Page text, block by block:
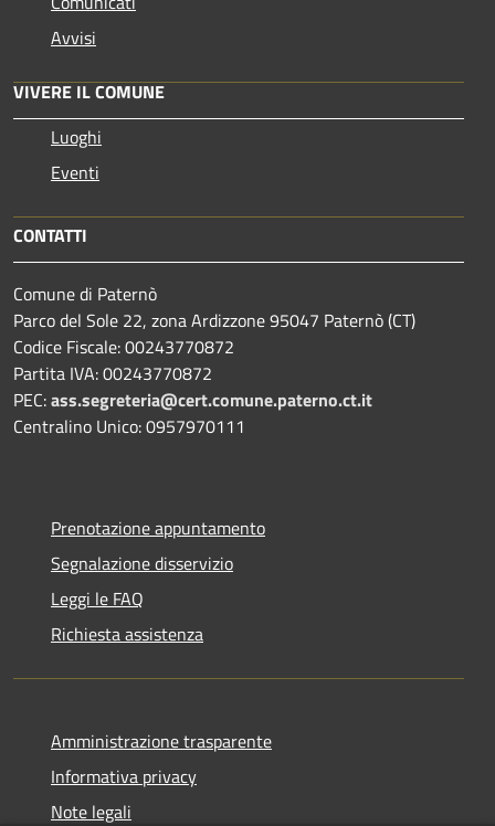
Avvisi
VIVERE IL COMUNE
Luoghi
Eventi
CONTATTI
Comune di Paternò
Parco del Sole 22, zona Ardizzone 95047 Paternò (CT)
Codice Fiscale: 00243770872
Partita IVA: 00243770872
PEC:ass.segreteria@cert.comune.paterno.ct.it
Centralino Unico: 0957970111
Prenotazione appuntamento
Segnalazione disservizio
Leggi le FAQ
Richiesta assistenza
Amministrazione trasparente
Informativa privacy
Note legali